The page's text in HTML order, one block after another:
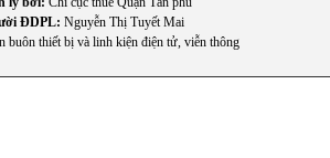
ĐDPL: Nguyễn Thị Tuyết Mai
buôn thiết bị và linh kiện điện tử, viễn thông